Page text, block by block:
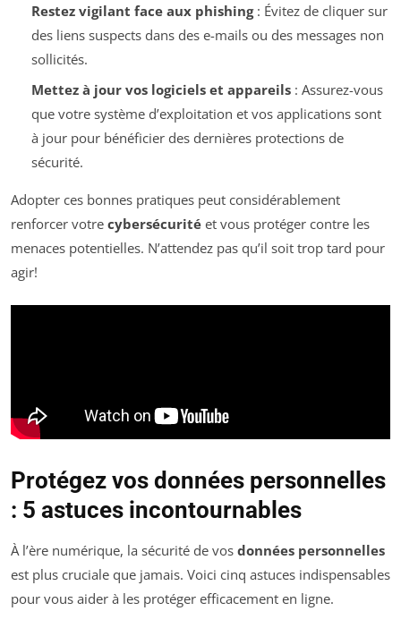
Restez vigilant face aux phishing: Évitez de cliquer sur
des liens suspects dans des e-mails ou des messages non
sollicités.
Mettez à jour vos logiciels et appareils: Assurez-vous
que votre système d’exploitation et vos applications sont
à jour pour bénéficier des dernières protections de
sécurité.
Adopter ces bonnes pratiques peut considérablement
renforcer votre cybersécurité et vous protéger contre les
menaces potentielles. N’attendez pas qu’il soit trop tard pour
agir!
Protégez vos données personnelles
: 5 astuces incontournables
À l’ère numérique, la sécurité de vos données personnelles
est plus cruciale que jamais. Voici cinq astuces indispensables
pour vous aider à les protéger efficacement en ligne.